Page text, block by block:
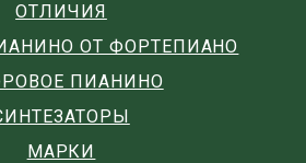
ОТЛИЧИЯ
ОТ ФОРТЕПИАНО
ПИАНИНО
МАРКИ